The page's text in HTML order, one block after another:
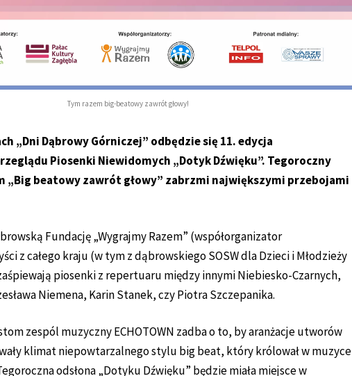
Tym razem big-beatowy zawrót głowy!
„Dni Dąbrowy Górniczej” odbędzie się 11. edycja
Piosenki Niewidomych „Dotyk Dźwięku”. Tegoroczny
„Big beatowy zawrót głowy” zabrzmi największymi przebojami
Fundację „Wygrajmy Razem” (współorganizator
z całego kraju (w tym z dąbrowskiego SOSW dla Dzieci i Młodzieży
piosenki z repertuaru między innymi Niebiesko-Czarnych,
Niemena, Karin Stanek, czy Piotra Szczepanika.
zespól muzyczny ECHOTOWN zadba o to, by aranżacje utworów
klimat niepowtarzalnego stylu big beat, który królował w muzyce
odsłona „Dotyku Dźwięku” będzie miała miejsce w